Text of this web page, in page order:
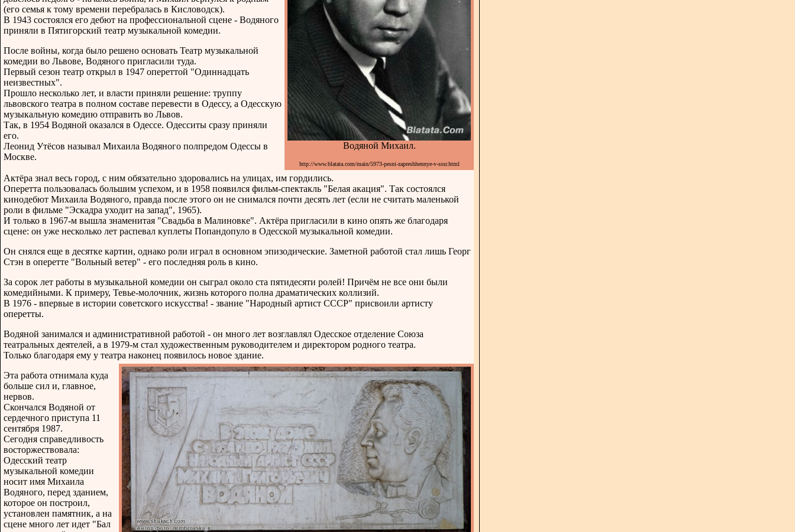
(его семья к тому времени перебралась в Кисловодск).
В 1943 состоялся его дебют на профессиональной сцене - Водяного
приняли в Пятигорский театр музыкальной комедии.
После войны, когда было решено основать Театр музыкальной
комедии во Львове, Водяного пригласили туда.
Первый сезон театр открыл в 1947 опереттой "Одиннадцать
неизвестных".
Прошло несколько лет, и власти приняли решение: труппу
львовского театра в полном составе перевести в Одессу, а Одесскую
музыкальную комедию отправить во Львов.
Так, в 1954 Водяной оказался в Одессе. Одесситы сразу приняли
его.
Леонид Утёсов называл Михаила Водяного полпредом Одессы в
Москве.
Водяной Михаил.
http://www.blatata.com/main/5973-pesni-zapreshhennye-v-sssr.html
Актёра знал весь город, с ним обязательно здоровались на улицах, им гордились.
Оперетта пользовалась большим успехом, и в 1958 появился фильм-спектакль "Белая акация". Так состоялся
кинодебют Михаила Водяного, правда после этого он не снимался почти десять лет (если не считать маленькой
роли в фильме "Эскадра уходит на запад", 1965).
И только в 1967-м вышла знаменитая "Свадьба в Малиновке". Актёра пригласили в кино опять же благодаря
сцене: он уже несколько лет распевал куплеты Попандопуло в Одесской музыкальной комедии.
Он снялся еще в десятке картин, однако роли играл в основном эпизодические. Заметной работой стал лишь Георг
Стэн в оперетте "Вольный ветер" - его последняя роль в кино.
За сорок лет работы в музыкальной комедии он сыграл около ста пятидесяти ролей! Причём не все они были
комедийными. К примеру, Тевье-молочник, жизнь которого полна драматических коллизий.
В 1976 - впервые в истории советского искусства! - звание "Народный артист СССР" присвоили артисту
оперетты.
Водяной занимался и административной работой - он много лет возглавлял Одесское отделение Союза
театральных деятелей, а в 1979-м стал художественным руководителем и директором родного театра.
Только благодаря ему у театра наконец появилось новое здание.
Эта работа отнимала куда
больше сил и, главное,
нервов.
Скончался Водяной от
сердечного приступа 11
сентября 1987.
Сегодня справедливость
восторжествовала:
Одесский театр
музыкальной комедии
носит имя Михаила
Водяного, перед зданием,
которое он построил,
установлен памятник, а на
сцене много лет идет "Бал